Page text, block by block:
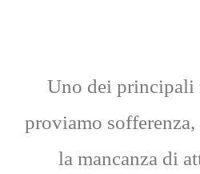
Uno dei principali
proviamo
la mancanza di